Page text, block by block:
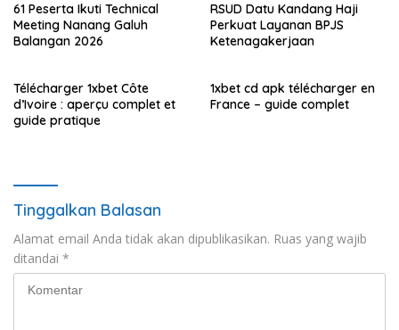
61 Peserta Ikuti Technical
Meeting Nanang Galuh
Balangan 2026
RSUD Datu Kandang Haji
Perkuat Layanan BPJS
Ketenagakerjaan
Télécharger 1xbet Côte
d’Ivoire : aperçu complet et
guide pratique
1xbet cd apk télécharger en
France – guide complet
Tinggalkan Balasan
Alamat email Anda tidak akan dipublikasikan. Ruas yang wajib
ditandai *